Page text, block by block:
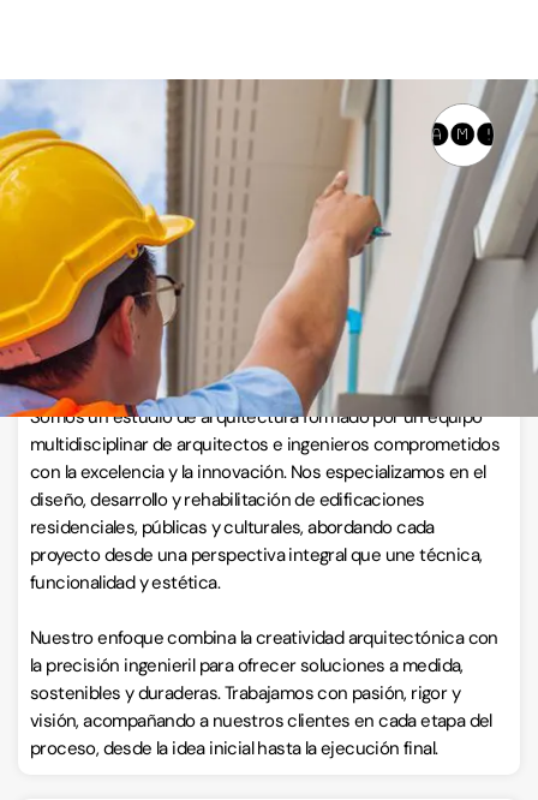
Estudio de arquitectura e ingeniería
Arquitectos
VISITAR WEB
Llamar ahora
Sobre Estudio de arquitectura e ingeniería
Somos un estudio de arquitectura formado por un equipo
multidisciplinar de arquitectos e ingenieros comprometidos
con la excelencia y la innovación. Nos especializamos en el
diseño, desarrollo y rehabilitación de edificaciones
residenciales, públicas y culturales, abordando cada
proyecto desde una perspectiva integral que une técnica,
funcionalidad y estética.
Nuestro enfoque combina la creatividad arquitectónica con
la precisión ingenieril para ofrecer soluciones a medida,
sostenibles y duraderas. Trabajamos con pasión, rigor y
visión, acompañando a nuestros clientes en cada etapa del
proceso, desde la idea inicial hasta la ejecución final.